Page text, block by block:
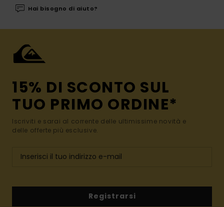
Hai bisogno di aiuto?
15% DI SCONTO SUL
TUO PRIMO ORDINE*
Iscriviti e sarai al corrente delle ultimissime novità e
delle offerte più esclusive.
Registrarsi